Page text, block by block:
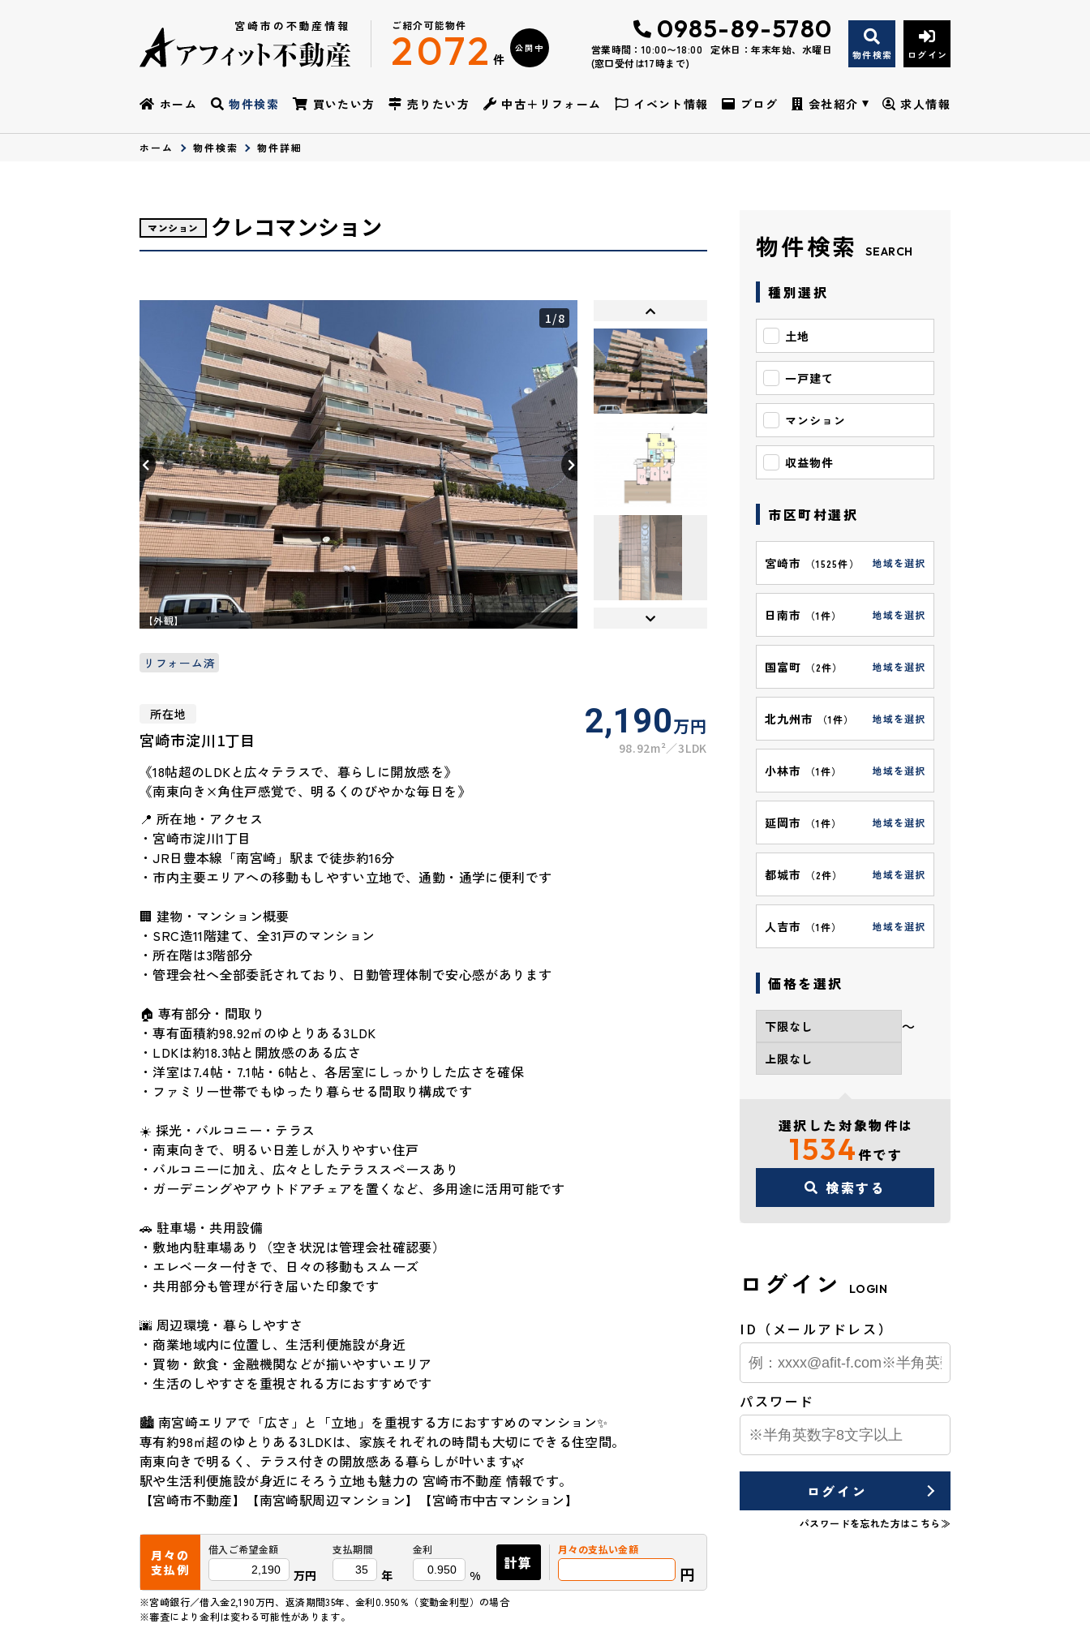
ご紹介可能物件
2072件
公開中
宮崎市の不動産情報 0985-89-5780
営業時間：10:00〜18:00
定休日：年末年始、水曜日
(窓口受付は17時まで)
物件検索 ログイン
ホーム 物件検索 買いたい方 売りたい方 中古＋リフォーム イベント情報 ブログ 会社紹介 求人情報
ホーム 物件検索 物件詳細
マンション クレコマンション
1/8
【外観】
リフォーム済
所在地
宮崎市淀川1丁目 2,190万円
98.92m² 3LDK
《18帖超のLDKと広々テラスで、暮らしに開放感を》
《南東向き×角住戸感覚で、明るくのびやかな毎日を》
📍 所在地・アクセス
・宮崎市淀川1丁目
・JR日豊本線「南宮崎」駅まで徒歩約16分
・市内主要エリアへの移動もしやすい立地で、通勤・通学に便利です
🏢 建物・マンション概要
・SRC造11階建て、全31戸のマンション
・所在階は3階部分
・管理会社へ全部委託されており、日勤管理体制で安心感があります
🏠 専有部分・間取り
・専有面積約98.92㎡のゆとりある3LDK
・LDKは約18.3帖と開放感のある広さ
・洋室は7.4帖・7.1帖・6帖と、各居室にしっかりした広さを確保
・ファミリー世帯でもゆったり暮らせる間取り構成です
☀️ 採光・バルコニー・テラス
・南東向きで、明るい日差しが入りやすい住戸
・バルコニーに加え、広々としたテラススペースあり
・ガーデニングやアウトドアチェアを置くなど、多用途に活用可能です
🚗 駐車場・共用設備
・敷地内駐車場あり（空き状況は管理会社確認要）
・エレベーター付きで、日々の移動もスムーズ
・共用部分も管理が行き届いた印象です
🌆 周辺環境・暮らしやすさ
・商業地域内に位置し、生活利便施設が身近
・買物・飲食・金融機関などが揃いやすいエリア
・生活のしやすさを重視される方におすすめです
🏙️ 南宮崎エリアで「広さ」と「立地」を重視する方におすすめのマンション✨
専有約98㎡超のゆとりある3LDKは、家族それぞれの時間も大切にできる住空間。
南東向きで明るく、テラス付きの開放感ある暮らしが叶います🌿
駅や生活利便施設が身近にそろう立地も魅力の 宮崎市不動産 情報です。
【宮崎市不動産】【南宮崎駅周辺マンション】【宮崎市中古マンション】
月々の
支払例
借入ご希望金額
万円
支払期間
年
金利
%
計算
月々の支払い金額
円
※宮崎銀行／借入金2,190万円、返済期間35年、金利0.950%（変動金利型）の場合
※審査により金利は変わる可能性があります。
物件検索 SEARCH
種別選択
土地
一戸建て
マンション
収益物件
市区町村選択
宮崎市 （1525件） 地域を選択
日南市 （1件） 地域を選択
国富町 （2件） 地域を選択
北九州市 （1件） 地域を選択
小林市 （1件） 地域を選択
延岡市 （1件） 地域を選択
都城市 （2件） 地域を選択
人吉市 （1件） 地域を選択
価格を選択
〜
選択した対象物件は
1534件です
検索する
ログイン LOGIN
ID（メールアドレス）
パスワード
ログイン
パスワードを忘れた方はこちら≫